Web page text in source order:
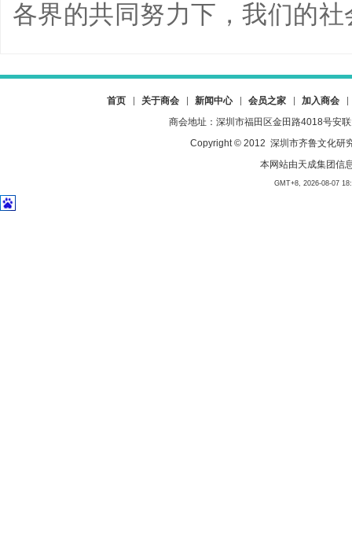
各界的共同努力下，我们的
首页 关于商会 新闻中心 会员之家
加入商会
商会地址：深圳市福田区金田路4018号
Copyright © 2012 深圳市齐鲁文化研
本网站由天成集团信
GMT+8, 2026-08-07